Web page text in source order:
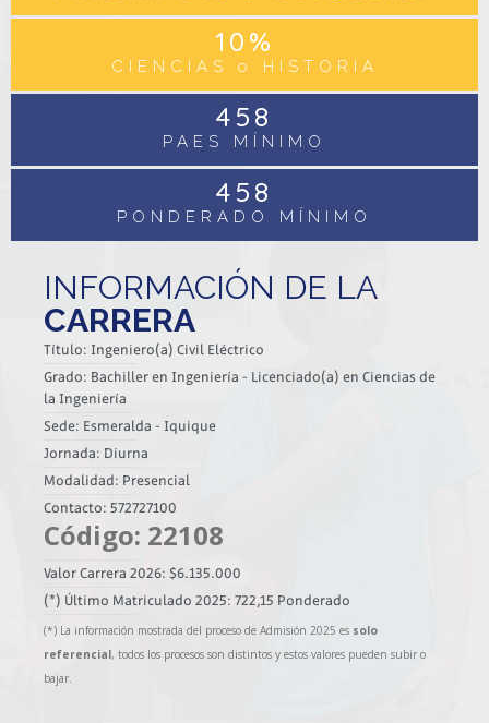
10%
CIENCIAS o HISTORIA
458
PAES MÍNIMO
458
PONDERADO MÍNIMO
INFORMACIÓN DE LA
CARRERA
Título: Ingeniero(a) Civil Eléctrico
Grado: Bachiller en Ingeniería - Licenciado(a) en Ciencias de
la Ingeniería
Sede: Esmeralda - Iquique
Jornada: Diurna
Modalidad: Presencial
Contacto: 572727100
Código: 22108
Valor Carrera 2026: $6.135.000
(*) Último Matriculado 2025: 722,15 Ponderado
(*) La información mostrada del proceso de Admisión 2025 es solo
referencial, todos los procesos son distintos y estos valores pueden subir o
bajar.